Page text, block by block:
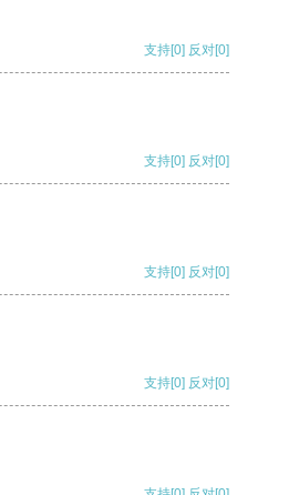
支持[0] 反对[0]
支持[0] 反对[0]
支持[0] 反对[0]
支持[0] 反对[0]